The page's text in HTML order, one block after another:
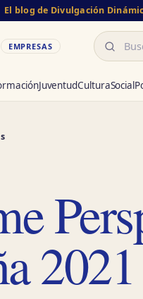
El blog de Divulgación
EMPRESAS Buscar
JuventudCulturaSocial
2021